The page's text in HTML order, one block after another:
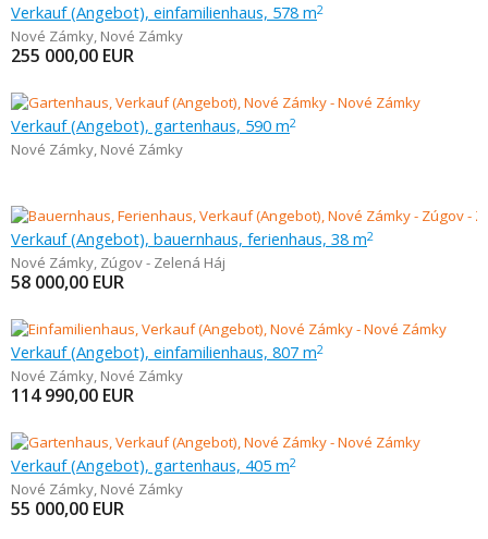
Verkauf (Angebot), einfamilienhaus, 578 m2
Nové Zámky, Nové Zámky
255 000,00 EUR
Verkauf (Angebot), gartenhaus, 590 m2
Nové Zámky, Nové Zámky
Verkauf (Angebot), bauernhaus, ferienhaus, 38 m2
Nové Zámky, Zúgov - Zelená Háj
58 000,00 EUR
Verkauf (Angebot), einfamilienhaus, 807 m2
Nové Zámky, Nové Zámky
114 990,00 EUR
Verkauf (Angebot), gartenhaus, 405 m2
Nové Zámky, Nové Zámky
55 000,00 EUR